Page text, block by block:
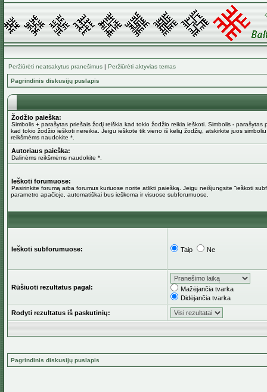
Peržiūrėti neatsakytus pranešimus | Peržiūrėti aktyvias temas
Pagrindinis diskusijų puslapis
Žodžio paieška:
Simbolis + parašytas priešais žodį reiškia kad tokio žodžio reikia ieškoti. Simbolis - parašytas
kad tokio žodžio ieškoti nereikia. Jeigu ieškote tik vieno iš kelių žodžių, atskirkite juos
reikšmėms naudokite *.
Autoriaus paieška:
Dalinėms reikšmėms naudokite *.
Ieškoti forumuose:
Pasirinkite forumą arba forumus kuriuose norite atlikti paiešką. Jeigu neišjungsite “ieškoti
parametro apačioje, automatiškai bus ieškoma ir visuose subforumuose.
Ieškoti subforumuose: Taip Ne
Rūšiuoti rezultatus pagal:
Mažėjančia tvarka
Didėjančia tvarka
Rodyti rezultatus iš paskutinių:
Pagrindinis diskusijų puslapis